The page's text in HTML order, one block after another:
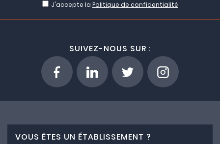
J'accepte la Politique de confidentialité
SUIVEZ-NOUS SUR :
VOUS ÊTES UN ÉTABLISSEMENT ?